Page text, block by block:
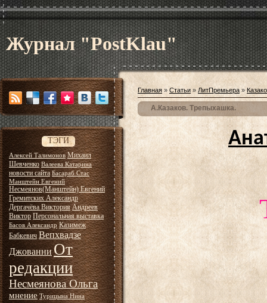
Журнал "PostKlau"
ТЭГИ
Алексей Талимонов Михаил
Шевченко Валеева Катарина
новости сайта Басараб Стас
Манштейн Евгений
Несмеянов(Манштейн) Евгений
Гремитских Александр
Дергачёва Виктория Андреев
Виктор Персональная выставка
Басов Александр Казимеж
Бабкевич Вепхвадзе
ДжованниОт
редакции
Несмеянова Ольга
мнение Турицына Нина
Главная » Статьи » ЛитПремьера »
А.Казаков. Трепыхашка.